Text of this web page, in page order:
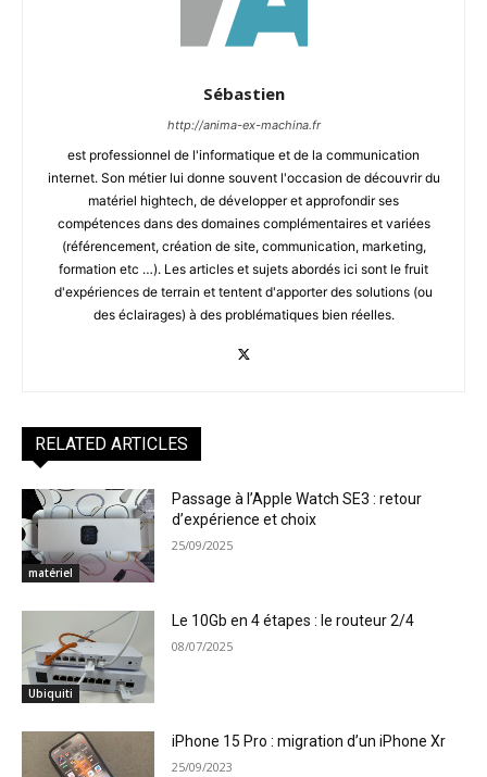
Sébastien
http://anima-ex-machina.fr
est professionnel de l'informatique et de la communication
internet. Son métier lui donne souvent l'occasion de découvrir du
matériel hightech, de développer et approfondir ses
compétences dans des domaines complémentaires et variées
(référencement, création de site, communication, marketing,
formation etc …). Les articles et sujets abordés ici sont le fruit
d'expériences de terrain et tentent d'apporter des solutions (ou
des éclairages) à des problématiques bien réelles.
RELATED ARTICLES
matériel
Passage à l’Apple Watch SE3 : retour
d’expérience et choix
25/09/2025
Ubiquiti
Le 10Gb en 4 étapes : le routeur 2/4
08/07/2025
iPhone 15 Pro : migration d’un iPhone Xr
25/09/2023